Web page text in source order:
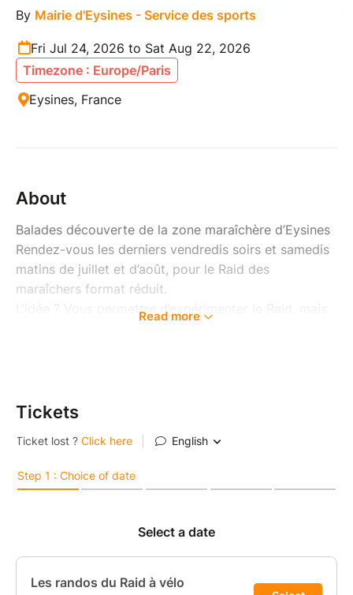
By Mairie d'Eysines - Service des sports
Fri Jul 24, 2026 to Sat Aug 22, 2026
Timezone : Europe/Paris
Eysines, France
About
Balades découverte de la zone maraîchère d’Eysines
Rendez-vous les derniers vendredis soirs et samedis
matins de juillet et d’août, pour le Raid des
maraîchers format réduit.
L’idée ? Vous permettre d’expérimenter le Raid, mais
du maraîcher ou de la maraîchère qui vous reçoit et
production et son quotidien.
deux pas de chez soi.
ven 24 juillet : rando vélo - départ au Chalet
de l'Église au Bourg à 9h30
Read more
Tickets